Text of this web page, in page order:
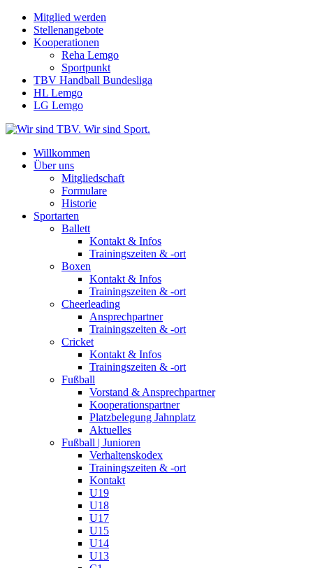
Mitglied werden
Stellenangebote
Kooperationen
Reha Lemgo
Sportpunkt
TBV Handball Bundesliga
HL Lemgo
LG Lemgo
Willkommen
Über uns
Mitgliedschaft
Formulare
Historie
Sportarten
Ballett
Kontakt & Infos
Trainingszeiten & -ort
Boxen
Kontakt & Infos
Trainingszeiten & -ort
Cheerleading
Ansprechpartner
Trainingszeiten & -ort
Cricket
Kontakt & Infos
Trainingszeiten & -ort
Fußball
Vorstand & Ansprechpartner
Kooperationspartner
Platzbelegung Jahnplatz
Aktuelles
Fußball | Junioren
Verhaltenskodex
Trainingszeiten & -ort
Kontakt
U19
U18
U17
U15
U14
U13